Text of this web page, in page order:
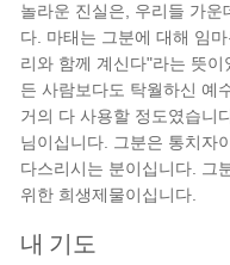
놀라운 진실은, 우리들 가
다. 마태는 그분에 대해 임
리와 함께 계신다"라는 뜻
든 사람보다도 탁월하신 예
거의 다 사용할 정도였습니
님이십니다. 그분은 통치자
다스리시는 분이십니다. 그
위한 희생제물이십니다.
내 기도